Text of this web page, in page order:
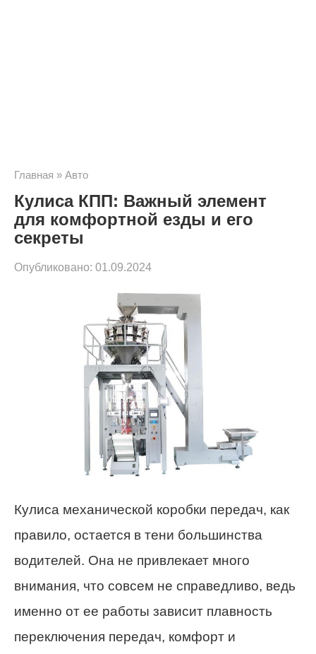
Главная » Авто
Кулиса КПП: Важный элемент
для комфортной езды и его
секреты
Опубликовано: 01.09.2024
Кулиса механической коробки передач, как
правило, остается в тени большинства
водителей. Она не привлекает много
внимания, что совсем не справедливо, ведь
именно от ее работы зависит плавность
переключения передач, комфорт и